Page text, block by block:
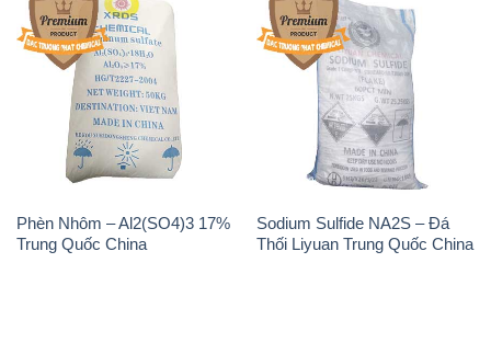
Phèn Nhôm – Al2(SO4)3 17%
Trung Quốc China
Sodium Sulfide NA2S – Đá
Thối Liyuan Trung Quốc China